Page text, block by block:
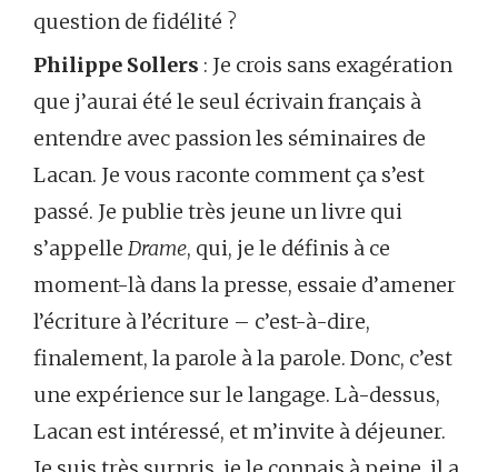
question de fidélité ?
Philippe Sollers : Je crois sans exagération
que j’aurai été le seul écrivain français à
entendre avec passion les séminaires de
Lacan. Je vous raconte comment ça s’est
passé. Je publie très jeune un livre qui
s’appelle Drame, qui, je le définis à ce
moment-là dans la presse, essaie d’amener
l’écriture à l’écriture – c’est-à-dire,
finalement, la parole à la parole. Donc, c’est
une expérience sur le langage. Là-dessus,
Lacan est intéressé, et m’invite à déjeuner.